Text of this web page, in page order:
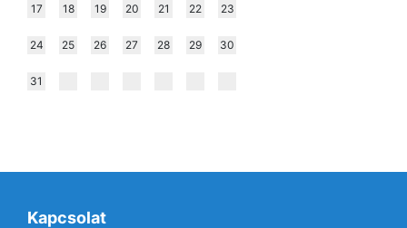
17 18 19 20 21 22 23
24 25 26 27 28 29 30
31
Kapcsolat